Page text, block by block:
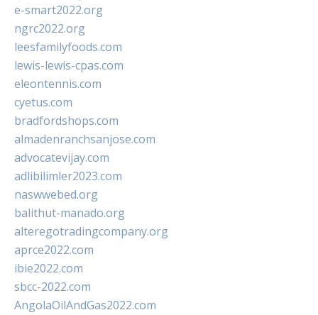
e-smart2022.org
ngrc2022.org
leesfamilyfoods.com
lewis-lewis-cpas.com
eleontennis.com
cyetus.com
bradfordshops.com
almadenranchsanjose.com
advocatevijay.com
adlibilimler2023.com
naswwebed.org
balithut-manado.org
alteregotradingcompany.org
aprce2022.com
ibie2022.com
sbcc-2022.com
AngolaOilAndGas2022.com